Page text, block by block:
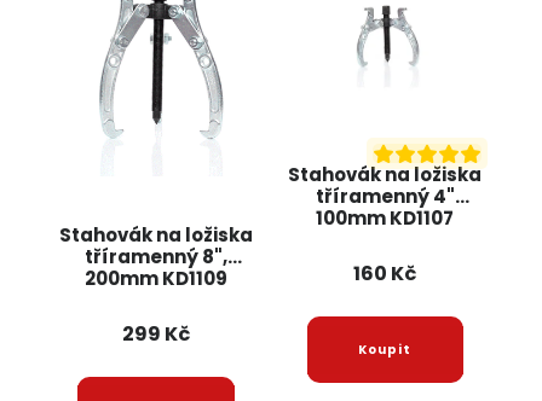
Stahovák na ložiska
tříramenný 8",
200mm KD1109
299 Kč
Stahovák na ložiska
tříramenný 4"
100mm KD1107
160 Kč